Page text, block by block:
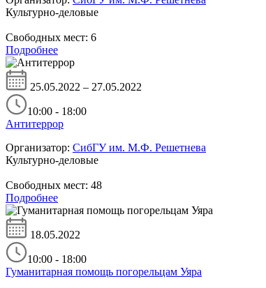
Культурно-деловые
Свободных мест: 6
Подробнее
25.05.2022 – 27.05.2022
10:00 - 18:00
Антитеррор
Организатор: СибГУ им. М.Ф. Решетнева
Культурно-деловые
Свободных мест: 48
Подробнее
18.05.2022
10:00 - 18:00
Гуманитарная помощь погорельцам Уяра